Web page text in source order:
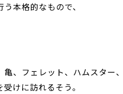
本格的なもので、
、フェレット、ハムスター
けに訪れるそう。